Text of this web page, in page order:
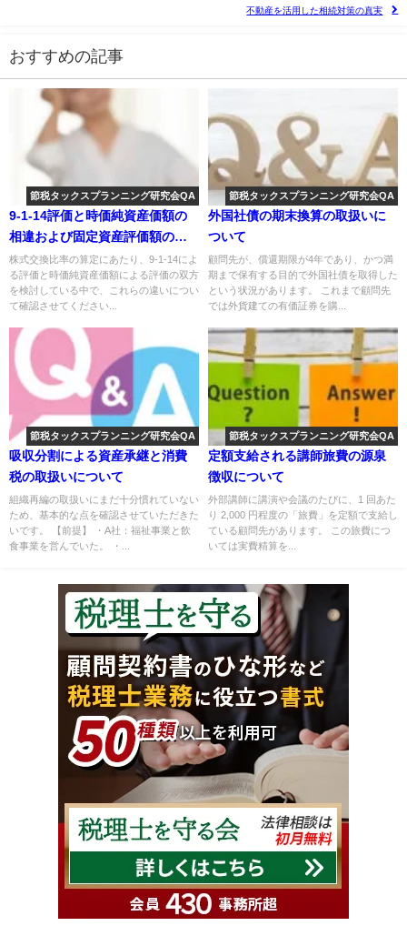
不動産を活用した相続対策の真実
おすすめの記事
節税タックスプランニング研究会QA
9-1-14評価と時価純資産価額の
相違および固定資産評価額の適
用時期について
株式交換比率の算定にあたり、9-1-14によ
る評価と時価純資産価額による評価の双方
を検討している中で、これらの違いについ
て確認させてください...
節税タックスプランニング研究会QA
外国社債の期末換算の取扱いに
ついて
顧問先が、償還期限が4年であり、かつ満
期まで保有する目的で外国社債を取得した
という状況があります。 これまで顧問先
では外貨建ての有価証券を購...
節税タックスプランニング研究会QA
吸収分割による資産承継と消費
税の取扱いについて
組織再編の取扱いにまだ十分慣れていない
ため、基本的な点を確認させていただきた
いです。 【前提】 ・A社：福祉事業と飲
食事業を営んでいた。 ・...
節税タックスプランニング研究会QA
定額支給される講師旅費の源泉
徴収について
外部講師に講演や会議のたびに、1 回あた
り 2,000 円程度の「旅費」を定額で支給し
ている顧問先があります。 この旅費につ
いては実費精算を...